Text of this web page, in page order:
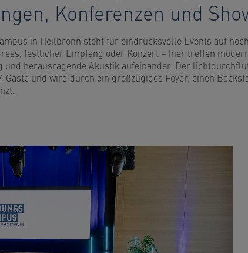
Konferenzen und
in Heilbronn steht für eindrucksvolle Events auf
festlicher Empfang oder Konzert – hier treffen
und herausragende Akustik aufeinander. Der
Gäste und wird durch ein großzügiges Foyer, einen